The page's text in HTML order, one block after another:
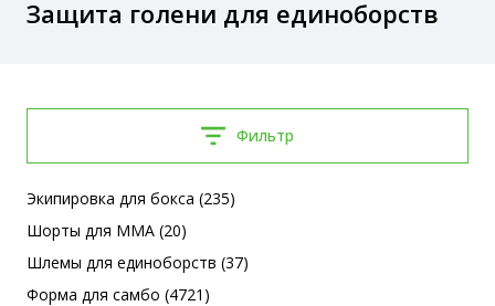
Защита голени для единоборств
Фильтр
Экипировка для бокса (235)
Шорты для MMA (20)
Шлемы для единоборств (37)
Форма для самбо (4721)